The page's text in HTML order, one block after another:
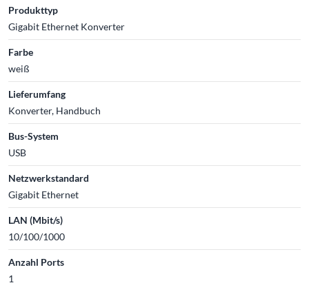
Produkttyp
Gigabit Ethernet Konverter
Farbe
weiß
Lieferumfang
Konverter, Handbuch
Bus-System
USB
Netzwerkstandard
Gigabit Ethernet
LAN (Mbit/s)
10/100/1000
Anzahl Ports
1